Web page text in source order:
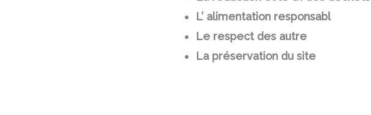
L’ alimentation responsabl
Le respect des autre
La préservation du site